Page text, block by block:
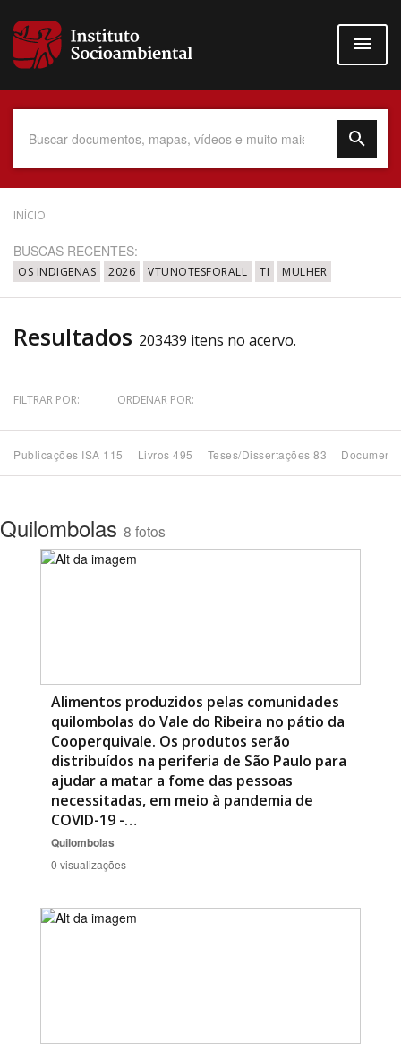
para
conteúdo
Data do Documento
Até
Povo Indígena
Subtema
BUSCAR
INÍCIO
BUSCAS RECENTES:
OS INDIGENAS 2026 VTUNOTESFORALL TI MULHER
Resultados 203439 itens no acervo.
FILTRAR POR: ORDENAR POR:
Publicações ISA 115 Livros 495 Teses/Dissertações 83
Quilombolas 8 fotos
Alimentos produzidos pelas comunidades
quilombolas do Vale do Ribeira no pátio da
Cooperquivale. Os produtos serão
distribuídos na periferia de São Paulo para
ajudar a matar a fome das pessoas
necessitadas, em meio à pandemia de
COVID-19 -…
Quilombolas
0 visualizações